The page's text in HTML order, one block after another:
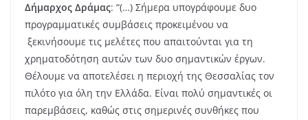
Δήμαρχος Δράμας: “(…) Σήμερα υπογράφουμε δυο
προγραμματικές συμβάσεις προκειμένου να
ξεκινήσουμε τις μελέτες που απαιτούνται για τη
χρηματοδότηση αυτών των δυο σημαντικών έργων.
Θέλουμε να αποτελέσει η περιοχή της Θεσσαλίας τον
πιλότο για όλη την Ελλάδα. Είναι πολύ σημαντικές οι
παρεμβάσεις, καθώς στις σημερινές συνθήκες που